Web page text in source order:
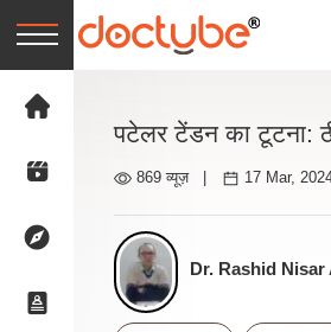
पटेलर टेंडन का टूटना:
869 व्यूज़ 17 Mar,
Dr. Rashid Nisar